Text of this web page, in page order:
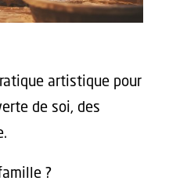
artistique pour
de soi, des
?